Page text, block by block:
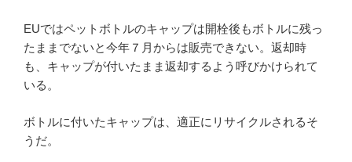
EUではペットボトルのキャップは開栓後もボトルに残っ
たままでないと今年７月からは販売できない。返却時
も、キャップが付いたまま返却するよう呼びかけられて
いる。
ボトルに付いたキャップは、適正にリサイクルされるそ
うだ。